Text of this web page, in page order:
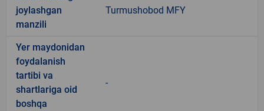
joylashgan
manzili
Turmushobod MFY
Yer maydonidan
foydalanish
tartibi va
shartlariga oid
boshqa
-